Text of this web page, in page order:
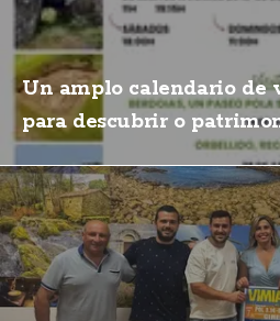
Un amplo calendario de
para descubrir o